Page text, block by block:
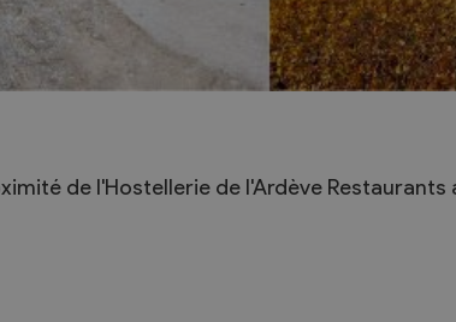
de l'Hostellerie de l'Ardève Restaurants